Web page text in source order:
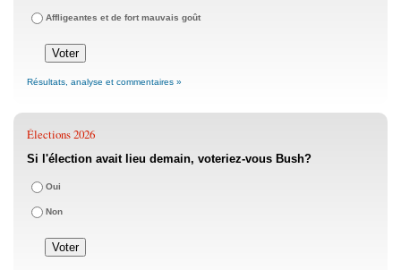
Affligeantes et de fort mauvais goût
Résultats, analyse et commentaires »
Élections 2026
Si l'élection avait lieu demain, voteriez-vous Bush?
Oui
Non